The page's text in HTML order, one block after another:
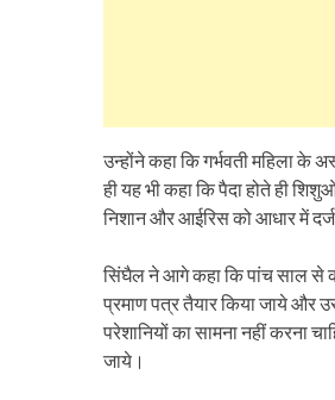
उन्होंने कहा कि गर्भवती महिला के
ही यह भी कहा कि पैदा होते ही
निशान और आईरिस को आधार में
सिंघैल ने आगे कहा कि पांच साल से
प्रमाण पत्र तैयार किया जाये और
परेशानियों का सामना नहीं करना
जाये।